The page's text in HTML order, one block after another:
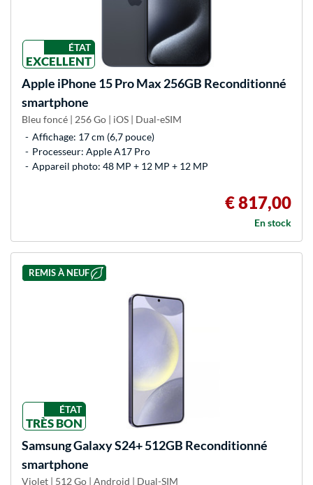
ÉTAT
EXCELLENT
Apple iPhone 15 Pro Max 256GB Reconditionné
smartphone
Bleu foncé | 256 Go | iOS | Dual-eSIM
Affichage: 17 cm (6,7 pouce)
Processeur: Apple A17 Pro
Appareil photo: 48 MP + 12 MP + 12 MP
€ 817,00
En stock
REMIS À NEUF
ÉTAT
TRÈS BON
SamsungGalaxy S24+ 512GB Reconditionné
smartphone
Violet | 512 Go | Android | Dual-SIM